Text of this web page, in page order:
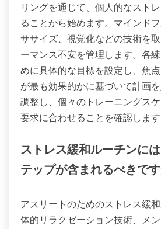
リングを通じて、個人的なスト
ることから始めます。マインド
ササイズ、視覚化などの技術を
ーマンス不安を管理します。各
めに具体的な目標を設定し、焦
が最も効果的かに基づいて計画を
調整し、個々のトレーニングス
要求に合わせることを確認します
ストレス緩和ルーチンに
テップが含まれるべきです
アスリートのためのストレス緩
体的リラクゼーション技術、メ